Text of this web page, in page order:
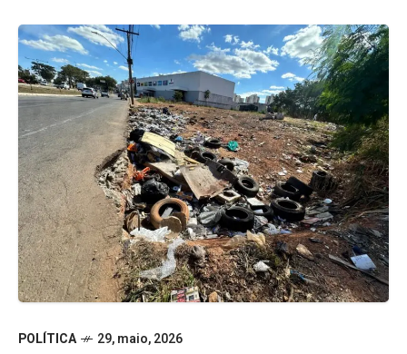
POLÍTICA 29, maio, 2026